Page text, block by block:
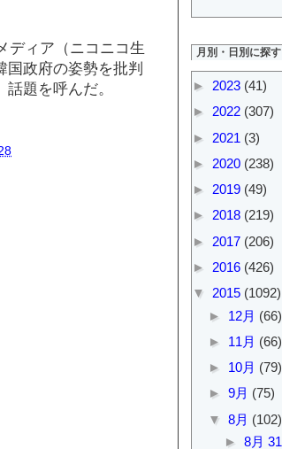
ディア（ニコニコ生
国政府の姿勢を批判
題を呼んだ。
月別・日別に探す
► 2023 (41)
► 2022 (307)
► 2021 (3)
► 2020 (238)
► 2019 (49)
► 2018 (219)
► 2017 (206)
► 2016 (426)
▼ 2015 (1092)
► 12月 (66)
► 11月 (66)
► 10月 (79)
► 9月 (75)
▼ 8月 (102)
► 8月 31